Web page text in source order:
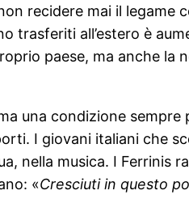
recidere mai il legame
trasferiti all’estero è
paese, ma anche la
una condizione sempre
I giovani italiani che
nella musica. I Ferrinis
«Cresciuti in questo